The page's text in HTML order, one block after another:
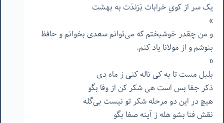
یک سر از کویِ خرابات بَرَندَت به بهشت
»
و من چقدر خوشبختم که می‌توانم سعدی بخوانم و حافظ
بنوشم و از مولانا یاد کنم.
«
بلبل مست تا به کی ناله کنی ز ماه دی
ذکر جفا بس است هی شکر کن از وفا بگو
هیچ در این دو مرحله شکر تو نیست بی‌گله
نقش فنا بشو هله ز آینه صفا بگو